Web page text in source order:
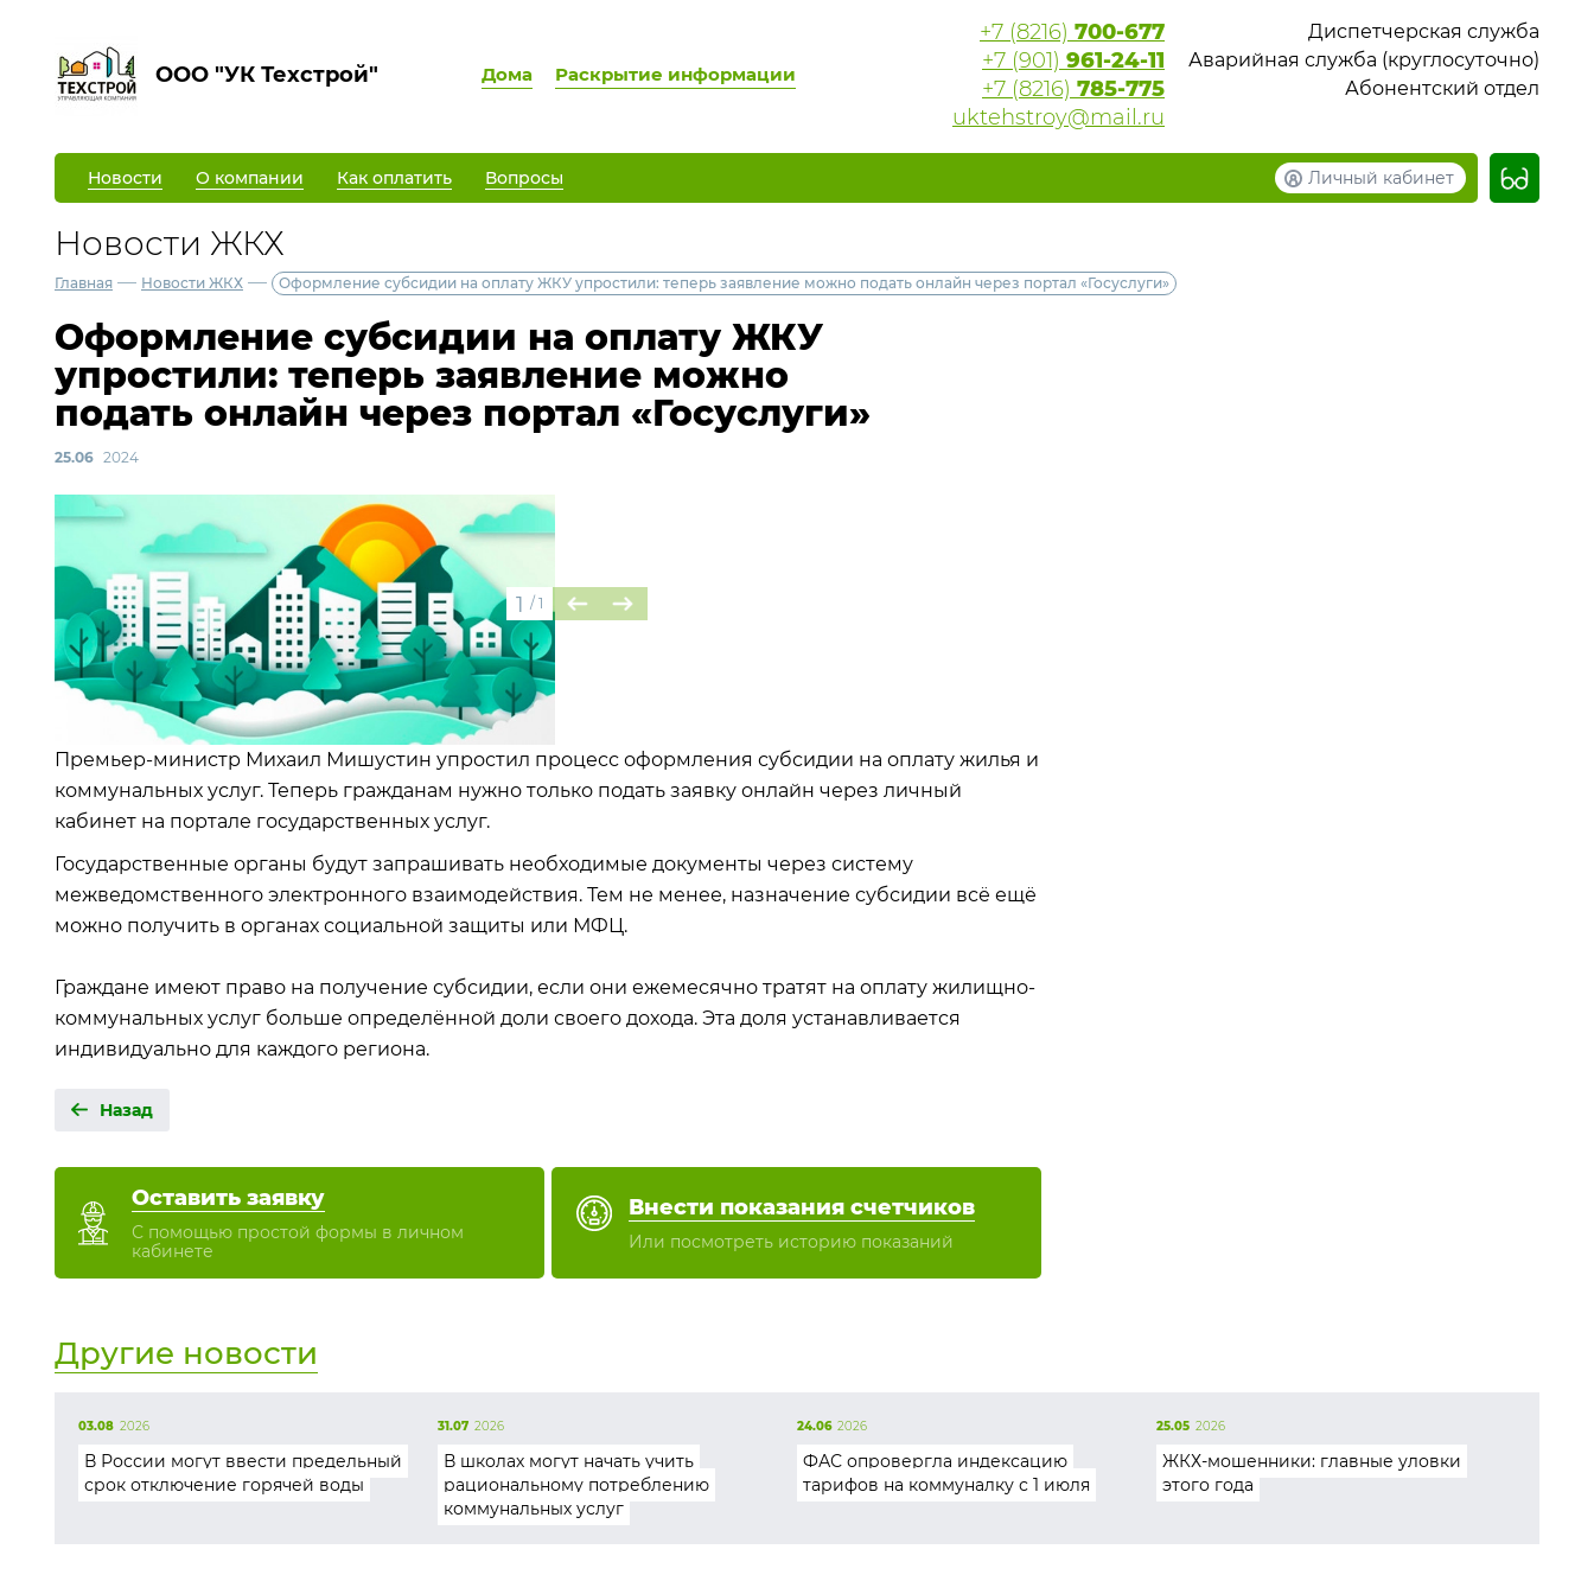
ООО "УК Техстрой" Дома Раскрытие информации
+7 (8216) 700-677
+7 (901) 961-24-11
+7 (8216) 785-775
uktehstroy@mail.ru
Диспетчерская служба
Аварийная служба (круглосуточно)
Абонентский отдел
Новости О компании Как оплатить Вопросы Личный кабинет
Новости ЖКХ
Главная — Новости ЖКХ — Оформление субсидии на оплату ЖКУ упростили: теперь заявление можно подать онлайн через портал «Госуслуги»
Оформление субсидии на оплату ЖКУ
упростили: теперь заявление можно
подать онлайн через портал «Госуслуги»
25.06 2024
1 / 1
Премьер-министр Михаил Мишустин упростил процесс оформления субсидии на оплату жилья и
коммунальных услуг. Теперь гражданам нужно только подать заявку онлайн через личный
кабинет на портале государственных услуг.
Государственные органы будут запрашивать необходимые документы через систему
межведомственного электронного взаимодействия. Тем не менее, назначение субсидии всё ещё
можно получить в органах социальной защиты или МФЦ.
Граждане имеют право на получение субсидии, если они ежемесячно тратят на оплату жилищно-
коммунальных услуг больше определённой доли своего дохода. Эта доля устанавливается
индивидуально для каждого региона.
Назад
Оставить заявку
С помощью простой формы в личном
кабинете
Внести показания счетчиков
Или посмотреть историю показаний
Другие новости
03.08 2026
В России могут ввести предельный
срок отключение горячей воды
31.07 2026
В школах могут начать учить
рациональному потреблению
коммунальных услуг
24.06 2026
ФАС опровергла индексацию
тарифов на коммуналку с 1 июля
25.05 2026
ЖКХ-мошенники: главные уловки
этого года